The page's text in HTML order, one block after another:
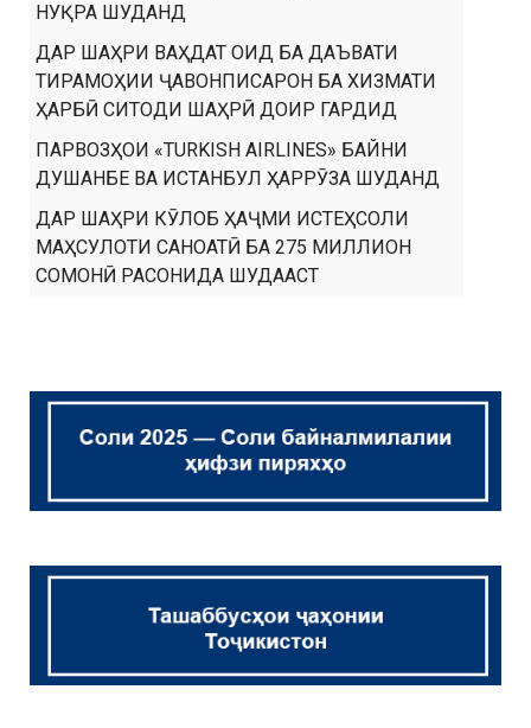
НУҚРА ШУДАНД
ДАР ШАҲРИ ВАҲДАТ ОИД БА ДАЪВАТИ
ТИРАМОҲИИ ҶАВОНПИСАРОН БА ХИЗМАТИ
ҲАРБӢ СИТОДИ ШАҲРӢ ДОИР ГАРДИД
ПАРВОЗҲОИ «TURKISH AIRLINES» БАЙНИ
ДУШАНБЕ ВА ИСТАНБУЛ ҲАРРӮЗА ШУДАНД
ДАР ШАҲРИ КӮЛОБ ҲАҶМИ ИСТЕҲСОЛИ
МАҲСУЛОТИ САНОАТӢ БА 275 МИЛЛИОН
СОМОНӢ РАСОНИДА ШУДААСТ